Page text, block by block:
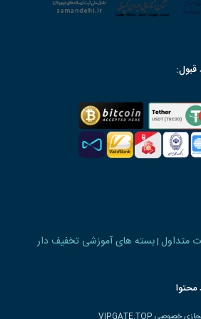
متداول | بسته های آموزشی تخفیف دار
محتوا